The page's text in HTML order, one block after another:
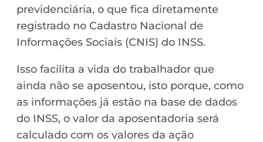
previdenciária, o que fica diretamente
registrado no Cadastro Nacional de
Informações Sociais (CNIS) do INSS.
Isso facilita a vida do trabalhador que
ainda não se aposentou, isto porque, como
as informações já estão na base de dados
do INSS, o valor da aposentadoria será
calculado com os valores da ação